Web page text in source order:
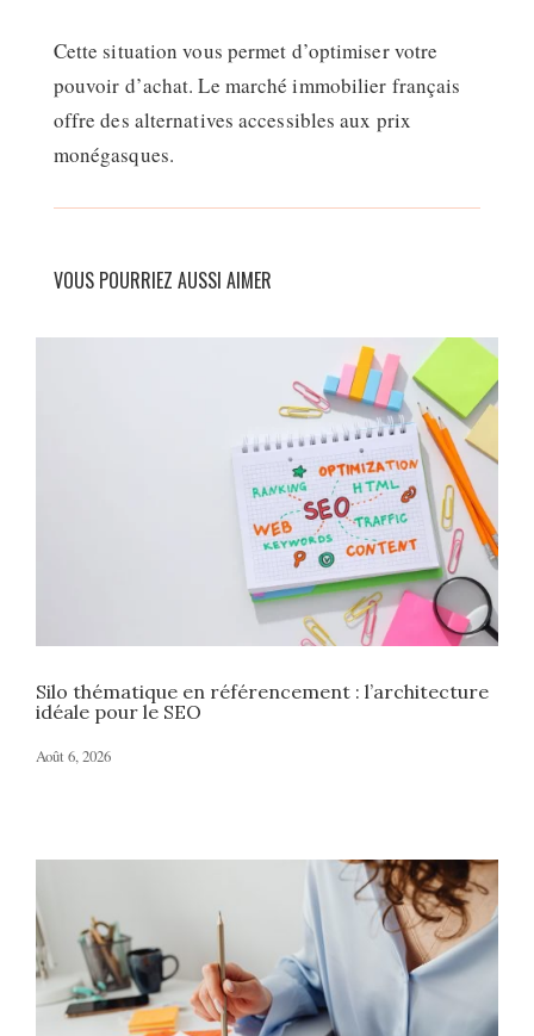
Cette situation vous permet d’optimiser votre
pouvoir d’achat. Le marché immobilier français
offre des alternatives accessibles aux prix
monégasques.
VOUS POURRIEZ AUSSI AIMER
Silo thématique en référencement : l’architecture
idéale pour le SEO
Août 6, 2026